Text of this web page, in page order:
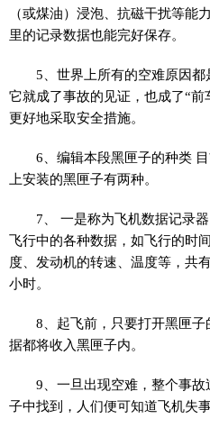
（或煤油）浸泡、抗磁干扰等能
里的记录数据也能完好保存。
5、世界上所有的空难原因
它就成了事故的见证，也成了“前
更好地采取安全措施。
6、编辑本段黑匣子的种类
上安装的黑匣子有两种。
7、 一是称为飞机数据记录
飞行中的各种数据，如飞行的时
度、发动机的转速、温度等，共
小时。
8、起飞前，只要打开黑匣
据都将收入黑匣子内。
9、一旦出现空难，整个事
子中找到，人们便可知道飞机失事